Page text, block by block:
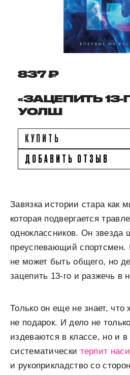
837 ₽
«ЗАЦЕПИТЬ 13-
УОЛШ
КУПИТЬ
ДОБАВИТЬ ОТЗЫВ
Завязка истории стара как
которая подвергается
одноклассников. Он звезда
преуспевающий
не может быть общего, но
зацепить 13-го и разжечь в
Только он еще не знает,
не подарок. И дело не
издеваются в классе, но и
систематически терпит
и рукоприкладство со